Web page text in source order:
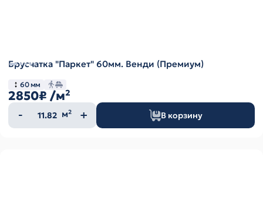
Брусчатка "Паркет" 60мм. Венди (Премиум)
60 мм
2850₽ /м²
Количество
товара
м² В корзину